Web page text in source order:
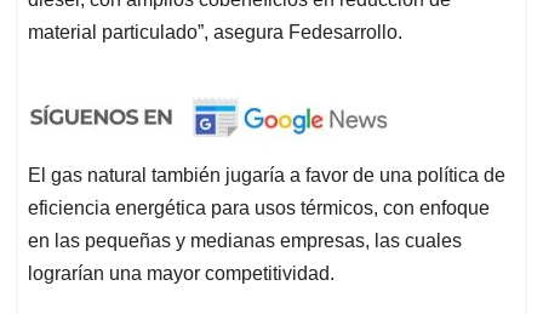
material particulado”, asegura Fedesarrollo.
El gas natural también jugaría a favor de una política de
eficiencia energética para usos térmicos, con enfoque
en las pequeñas y medianas empresas, las cuales
lograrían una mayor competitividad.